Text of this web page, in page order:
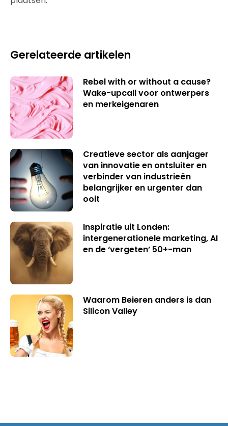
Gerelateerde artikelen
Rebel with or without a cause?
Wake-upcall voor ontwerpers
en merkeigenaren
Creatieve sector als aanjager
van innovatie en ontsluiter en
verbinder van industrieën
belangrijker en urgenter dan
ooit
Inspiratie uit Londen:
intergenerationele marketing, AI
en de ‘vergeten’ 50+-man
Waarom Beieren anders is dan
Silicon Valley